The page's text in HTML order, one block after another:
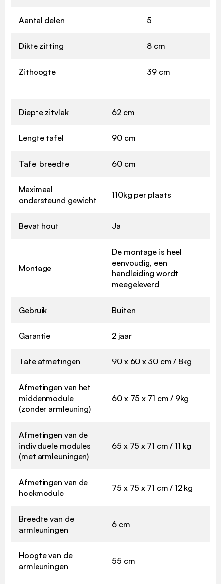
Aantal delen 5
Dikte zitting 8 cm
Zithoogte 39 cm
Diepte zitvlak 62 cm
Lengte tafel 90 cm
Tafel breedte 60 cm
Maximaal
ondersteund gewicht
110kg per plaats
Bevat hout Ja
Montage
De montage is heel
eenvoudig, een
handleiding wordt
meegeleverd
Gebruik Buiten
Garantie 2 jaar
Tafelafmetingen 90 x 60 x 30 cm / 8kg
Afmetingen van het
middenmodule
(zonder armleuning)
60 x 75 x 71 cm / 9kg
Afmetingen van de
individuele modules
(met armleuningen)
65 x 75 x 71 cm / 11 kg
Afmetingen van de
hoekmodule
75 x 75 x 71 cm / 12 kg
Breedte van de
armleuningen
6 cm
Hoogte van de
armleuningen
55 cm